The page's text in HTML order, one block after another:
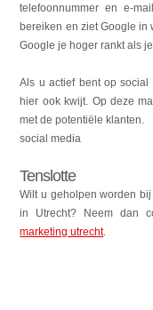
telefoonnummer en e-
bereiken en ziet Google in
Google je hoger rankt als
Als u actief bent op
hier ook kwijt. Op deze
met de potentiële klanten.
social media
Tenslotte
Wilt u geholpen worden
in Utrecht? Neem dan
marketing utrecht.